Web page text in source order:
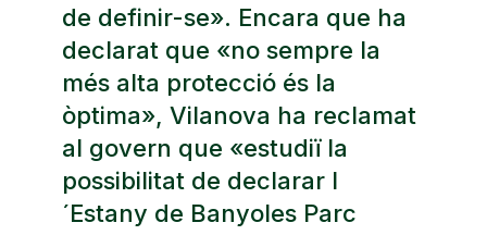
de definir-se». Encara que ha
declarat que «no sempre la
més alta protecció és la
òptima», Vilanova ha reclamat
al govern que «estudiï la
possibilitat de declarar l
´Estany de Banyoles Parc